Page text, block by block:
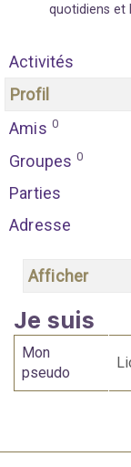
quotidiens et
Activités
Profil
Amis 0
Groupes 0
Parties
Adresse
Afficher
Je suis
Mon
pseudo